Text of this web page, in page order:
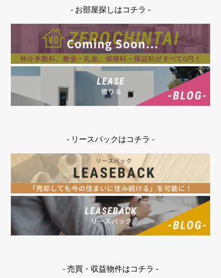
- お部屋探しはコチラ -
- リースバックはコチラ -
- 売買・収益物件はコチラ -